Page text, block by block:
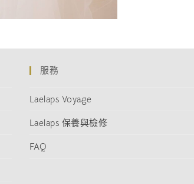
服務
Laelaps Voyage
Laelaps 保養與檢修
FAQ